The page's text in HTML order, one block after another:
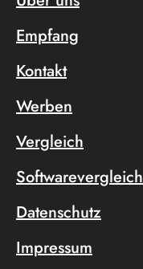
Empfang
Kontakt
Werben
Vergleich
Softwarevergleich
Datenschutz
Impressum